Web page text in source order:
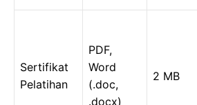
Sertifikat
Pelatihan
PDF,
Word
(.doc,
.docx)
2 MB